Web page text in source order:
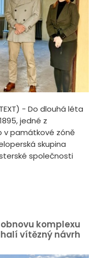
- Do dlouhá léta
jedné z
v památkové zóně
skupina
společnosti
komplexu
vítězný návrh